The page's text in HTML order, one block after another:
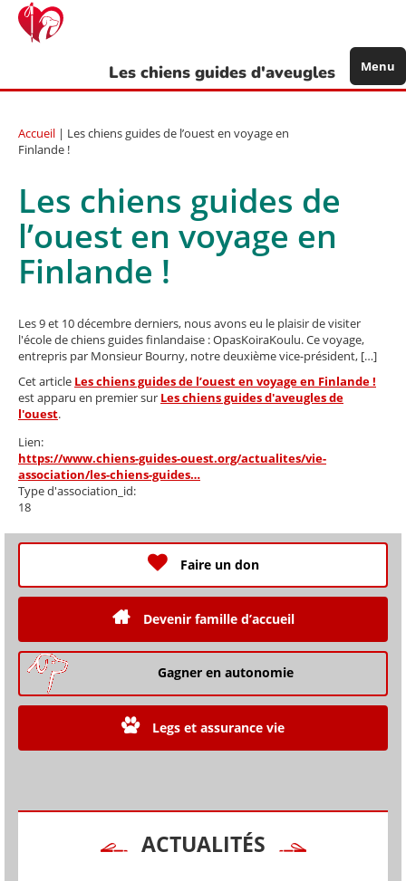
Aller
contenu
Les chiens guides d'aveugles Menu
Accueil | Les chiens guides de l’ouest en voyage en
Finlande !
Les chiens guides de
l’ouest en voyage en
Finlande !
Les 9 et 10 décembre derniers, nous avons eu le plaisir de visiter
l'école de chiens guides finlandaise : OpasKoiraKoulu. Ce voyage,
entrepris par Monsieur Bourny, notre deuxième vice-président, […]
Cet article Les chiens guides de l’ouest en voyage en Finlande !
est apparu en premier sur Les chiens guides d'aveugles de
l'ouest.
Lien:
https://www.chiens-guides-ouest.org/actualites/vie-
association/les-chiens-guides…
Type d'association_id:
18
Faire un don
Devenir famille d’accueil
Gagner en autonomie
Legs et assurance vie
ACTUALITÉS